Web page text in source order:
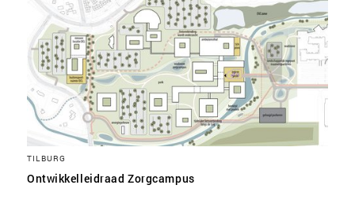
TILBURG
Ontwikkelleidraad Zorgcampus